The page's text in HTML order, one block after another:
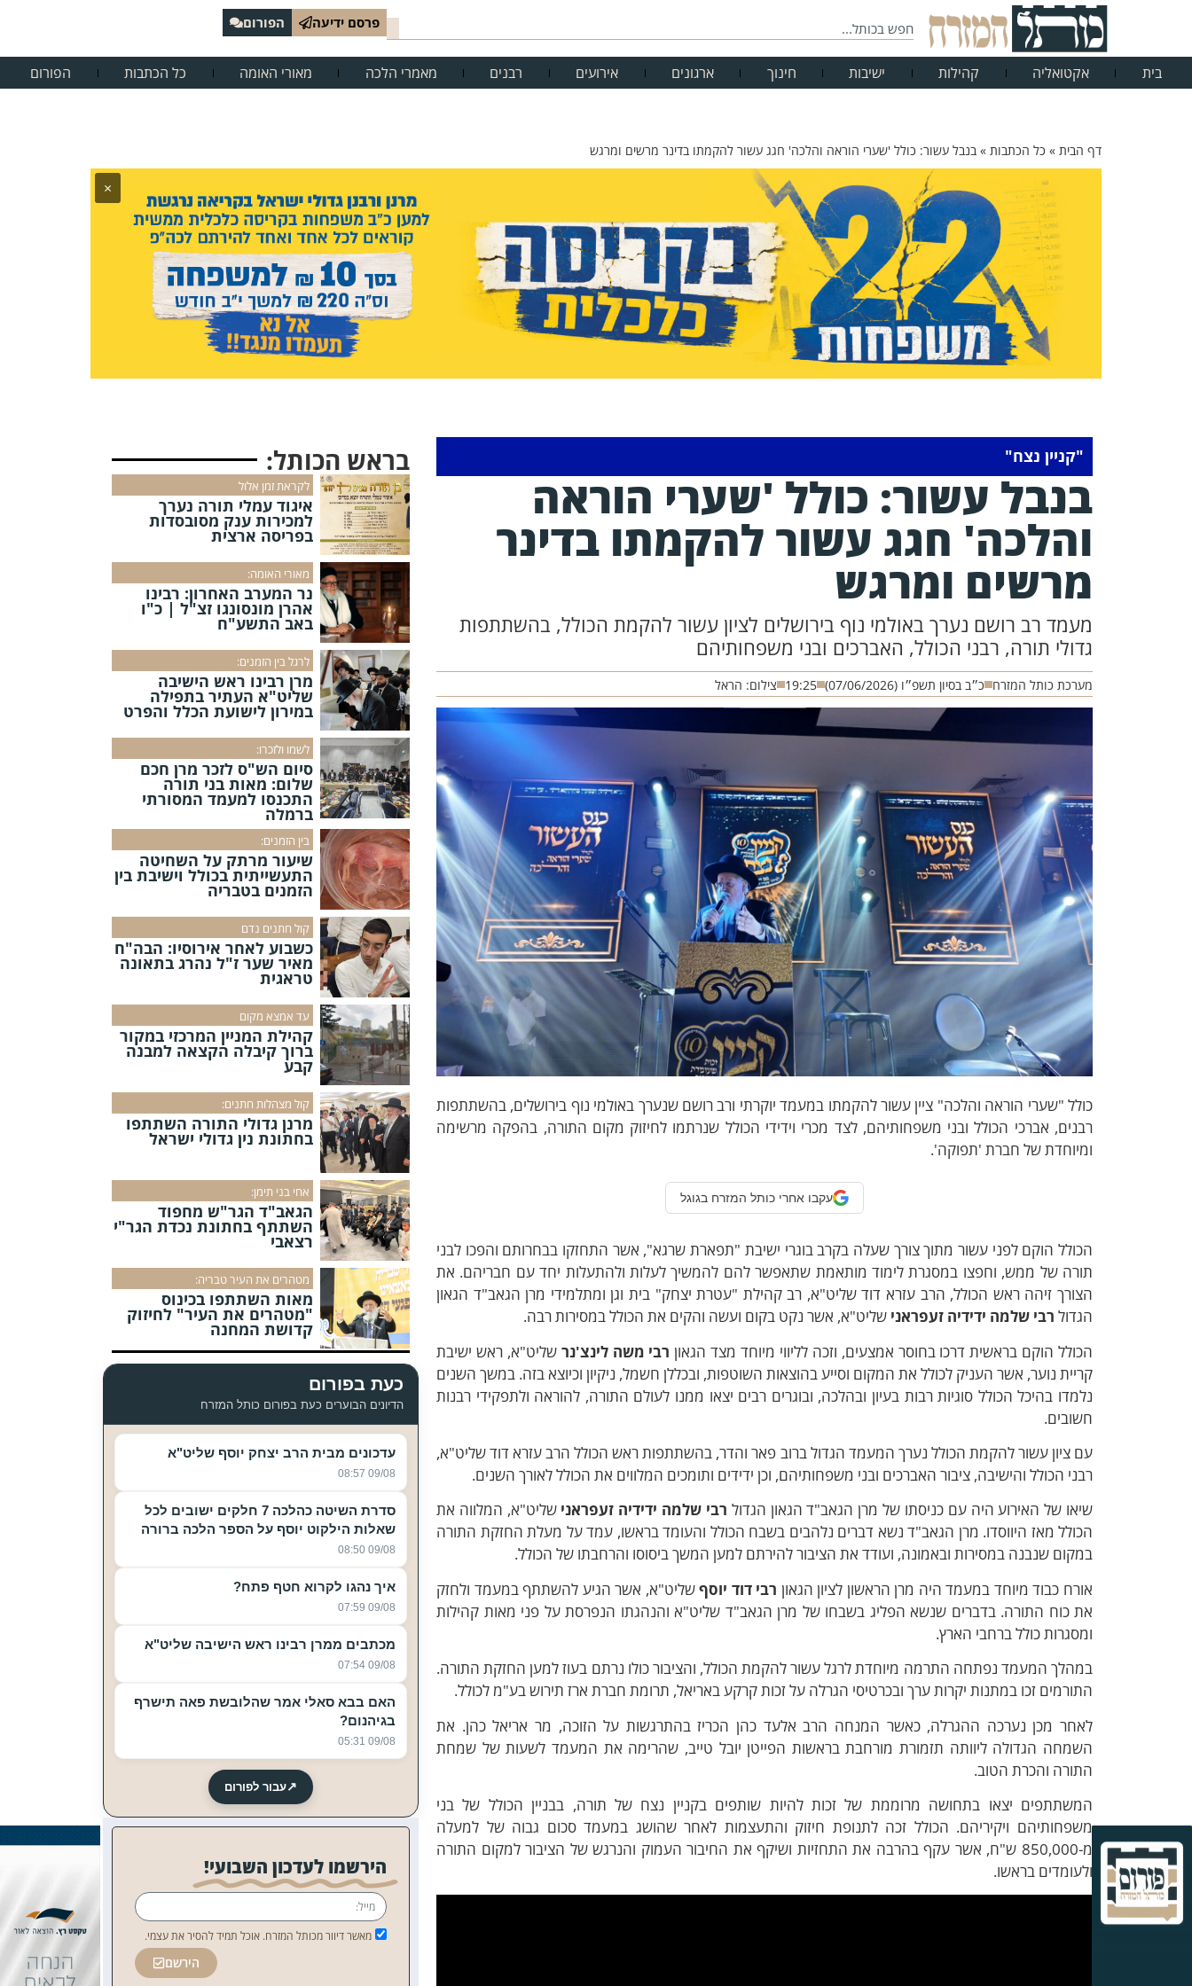
פרסם ידיעה הפורום
בית אקטואליה קהילות ישיבות חינוך ארגונים אירועים רבנים מאמרי הלכה מאורי האומה כל הכתבות הפורום
דף הבית » כל הכתבות » בנבל עשור: כולל 'שערי הוראה והלכה' חגג עשור להקמתו בדינר מרשים ומרגש
×
"קניין נצח"
בנבל עשור: כולל 'שערי הוראה
והלכה' חגג עשור להקמתו בדינר
מרשים ומרגש
מעמד רב רושם נערך באולמי נוף בירושלים לציון עשור להקמת הכולל, בהשתתפות
גדולי תורה, רבני הכולל, האברכים ובני משפחותיהם
מערכת כותל המזרח כ״ב בסיון תשפ״ו (07/06/2026) 19:25 צילום: הראל
כולל "שערי הוראה והלכה" ציין עשור להקמתו במעמד יוקרתי ורב רושם שנערך באולמי נוף בירושלים, בהשתתפות
רבנים, אברכי הכולל ובני משפחותיהם, לצד מכרי וידידי הכולל שנרתמו לחיזוק מקום התורה, בהפקה מרשימה
ומיוחדת של חברת 'תפוקה'.
עקבו אחרי כותל המזרח בגוגל
הכולל הוקם לפני עשור מתוך צורך שעלה בקרב בוגרי ישיבת "תפארת שרגא", אשר התחזקו בבחרותם והפכו לבני
תורה של ממש, וחפצו במסגרת לימוד מותאמת שתאפשר להם להמשיך לעלות ולהתעלות יחד עם חבריהם. את
הצורך זיהה ראש הכולל, הרב עזרא דוד שליט"א, רב קהילת "עטרת יצחק" בית וגן ומתלמידי מרן הגאב"ד הגאון
הגדול רבי שלמה ידידיה זעפראני שליט"א, אשר נקט בקום ועשה והקים את הכולל במסירות רבה.
הכולל הוקם בראשית דרכו בחוסר אמצעים, וזכה לליווי מיוחד מצד הגאון רבי משה לינצ'נר שליט"א, ראש ישיבת
קריית נוער, אשר העניק לכולל את המקום וסייע בהוצאות השוטפות, ובכללן חשמל, ניקיון וכיוצא בזה. במשך השנים
נלמדו בהיכל הכולל סוגיות רבות בעיון ובהלכה, ובוגרים רבים יצאו ממנו לעולם התורה, להוראה ולתפקידי רבנות
חשובים.
עם ציון עשור להקמת הכולל נערך המעמד הגדול ברוב פאר והדר, בהשתתפות ראש הכולל הרב עזרא דוד שליט"א,
רבני הכולל והישיבה, ציבור האברכים ובני משפחותיהם, וכן ידידים ותומכים המלווים את הכולל לאורך השנים.
שיאו של האירוע היה עם כניסתו של מרן הגאב"ד הגאון הגדול רבי שלמה ידידיה זעפראני שליט"א, המלווה את
הכולל מאז היווסדו. מרן הגאב"ד נשא דברים נלהבים בשבח הכולל והעומד בראשו, עמד על מעלת החזקת התורה
במקום שנבנה במסירות ובאמונה, ועודד את הציבור להירתם למען המשך ביסוסו והרחבתו של הכולל.
אורח כבוד מיוחד במעמד היה מרן הראשון לציון הגאון רבי דוד יוסףשליט"א, אשר הגיע להשתתף במעמד ולחזק
את כוח התורה. בדברים שנשא הפליג בשבחו של מרן הגאב"ד שליט"א והנהגתו הנפרסת על פני מאות קהילות
ומסגרות כולל ברחבי הארץ.
במהלך המעמד נפתחה התרמה מיוחדת לרגל עשור להקמת הכולל, והציבור כולו נרתם בעוז למען החזקת התורה.
התורמים זכו במתנות יקרות ערך ובכרטיסי הגרלה על זכות קרקע באריאל, תרומת חברת ארז תירוש בע"מ לכולל.
לאחר מכן נערכה ההגרלה, כאשר המנחה הרב אלעד כהן הכריז בהתרגשות על הזוכה, מר אריאל כהן. את
השמחה הגדולה ליוותה תזמורת מורחבת בראשות הפייטן יובל טייב, שהרימה את המעמד לשעות של שמחת
התורה והכרת הטוב.
המשתתפים יצאו בתחושה מרוממת של זכות להיות שותפים בקניין נצח של תורה, בבניין הכולל של בני
משפחותיהם ויקיריהם. הכולל זכה לתנופת חיזוק והתעצמות לאחר שהושג במעמד סכום גבוה של למעלה
מ-850,000 ש"ח, אשר עקף בהרבה את התחזיות ושיקף את החיבור העמוק והנרגש של הציבור למקום התורה
ולעומדים בראשו.
בראש הכותל:
לקראת זמן אלול
איגוד עמלי תורה נערך
למכירות ענק מסובסדות
בפריסה ארצית
מאורי האומה:
נר המערב האחרון: רבינו
אהרן מונסונגו זצ"ל | כ"ו
באב התשע"ח
לרגל בין הזמנים:
מרן רבינו ראש הישיבה
שליט"א העתיר בתפילה
במירון לישועת הכלל והפרט
לשמו ולזכרו:
סיום הש"ס לזכר מרן חכם
שלום: מאות בני תורה
התכנסו למעמד המסורתי
ברמלה
בין הזמנים:
שיעור מרתק על השחיטה
התעשייתית בכולל וישיבת בין
הזמנים בטבריה
קול חתנים נדם
כשבוע לאחר אירוסיו: הבה"ח
מאיר שער ז"ל נהרג בתאונה
טראגית
עד אמצא מקום
קהילת המניין המרכזי במקור
ברוך קיבלה הקצאה למבנה
קבע
קול מצהלות חתנים:
מרנן גדולי התורה השתתפו
בחתונת נין גדולי ישראל
אחי בני תימן:
הגאב"ד הגר"ש מחפוד
השתתף בחתונת נכדת הגר"י
רצאבי
מטהרים את העיר טבריה:
מאות השתתפו בכינוס
"מטהרים את העיר" לחיזוק
קדושת המחנה
כעת בפורום
הדיונים הבוערים כעת בפורום כותל המזרח
עדכונים מבית הרב יצחק יוסף שליט"א
09/08 08:57
סדרת השיטה כהלכה 7 חלקים ישובים לכל
שאלות הילקוט יוסף על הספר הלכה ברורה
09/08 08:50
איך נהגו לקרוא חטף פתח?
09/08 07:59
מכתבים ממרן רבינו ראש הישיבה שליט"א
09/08 07:54
האם בבא סאלי אמר שהלובשת פאה תישרף
בגיהנום?
09/08 05:31
↗עבור לפורום
הירשמו לעדכון השבועי!
מאשר דיוור מכותל המזרח. אוכל תמיד להסיר את עצמי.
הירשם